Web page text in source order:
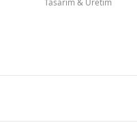
Tasarım & Üretim